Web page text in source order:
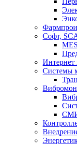
Софт,
Интернет
Системы